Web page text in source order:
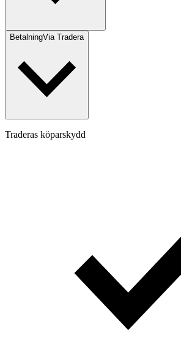
BetalningVia Tradera
Traderas köparskydd